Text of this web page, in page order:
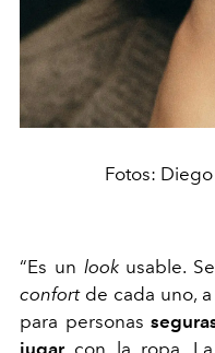
Fotos:
“Es un lookusable.
confortde cada uno, a
para personas
jugar con la ropa.